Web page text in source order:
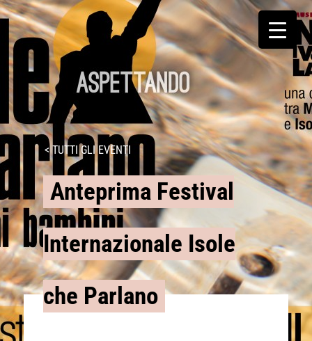
< TUTTI GLI EVENTI
Anteprima Festival
Internazionale Isole
che Parlano